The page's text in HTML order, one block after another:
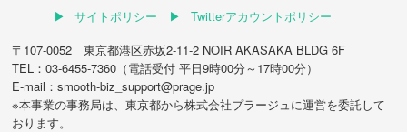
サイトポリシー
Twitterアカウントポリシー
〒107-0052 東京都港区赤坂2-11-2 NOIR AKASAKA BLDG 6F
TEL：03-6455-7360（電話受付 平日9時00分～17時00分）
E-mail：smooth-biz_support@prage.jp
※本事業の事務局は、東京都から株式会社プラージュに運営を委託して
おります。